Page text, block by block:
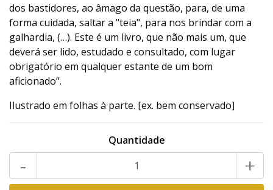
dos bastidores, ao âmago da questão, para, de uma
forma cuidada, saltar a "teia", para nos brindar com a
galhardia, (…). Este é um livro, que não mais um, que
deverá ser lido, estudado e consultado, com lugar
obrigatório em qualquer estante de um bom
aficionado”.
Ilustrado em folhas à parte. [ex. bem conservado]
Quantidade
+
-